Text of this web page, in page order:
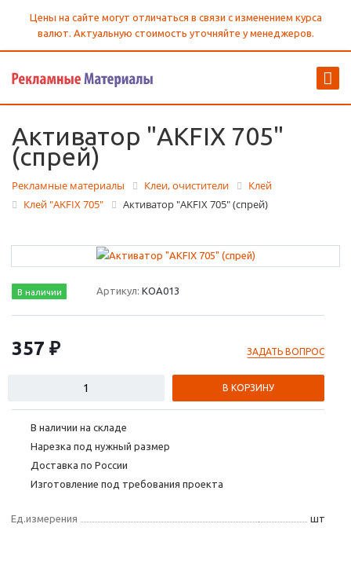
Цены на сайте могут отличаться в связи с изменением курса
валют. Актуальную стоимость уточняйте у менеджеров.
Активатор "AKFIX 705"
(спрей)
Рекламные материалы Клеи, очистители
Клей
Клей "AKFIX 705"
Активатор "AKFIX 705" (спрей)
В наличии Артикул:КОА013
357 ₽ ЗАДАТЬ ВОПРОС
В КОРЗИНУ
В наличии на складе
Нарезка под нужный размер
Доставка по России
Изготовление под требования проекта
Ед.измерения шт